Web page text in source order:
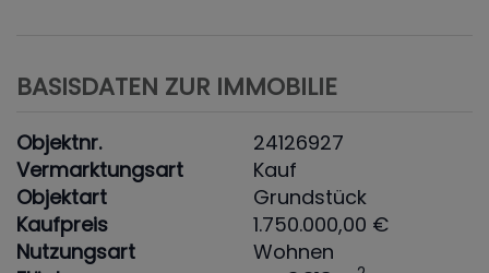
BASISDATEN ZUR IMMOBILIE
Objektnr.
24126927
Vermarktungsart
Kauf
Objektart
Grundstück
Kaufpreis
1.750.000,00 €
Nutzungsart
Wohnen